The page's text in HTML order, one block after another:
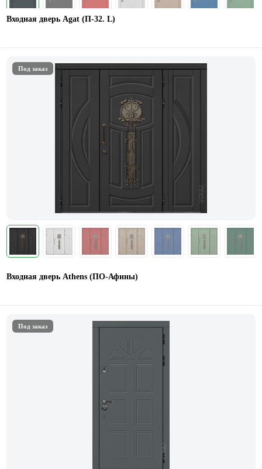
Входная дверь Agat (П-32. L)
Под заказ
Входная дверь Athens (ПО-Афины)
Под заказ